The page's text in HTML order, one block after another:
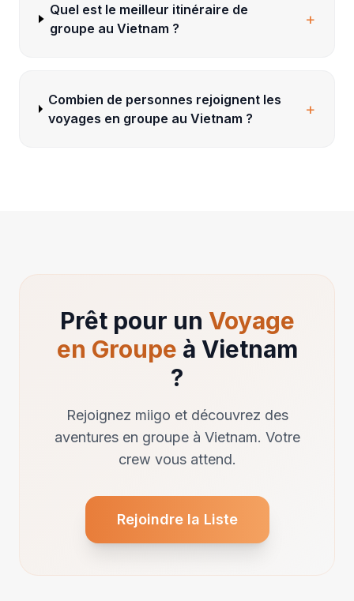
Quel est le meilleur itinéraire de
groupe au Vietnam ?
+
Combien de personnes rejoignent les
voyages en groupe au Vietnam ?
+
Prêt pour un Voyage
en Groupe à Vietnam
?
Rejoignez miigo et découvrez des
aventures en groupe à Vietnam. Votre
crew vous attend.
Rejoindre la Liste